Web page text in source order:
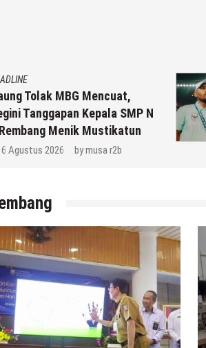
Tolak MBG Mencuat,
Tanggapan Kepala SMP N
Menik Mustikatun
2026 bymusa r2b